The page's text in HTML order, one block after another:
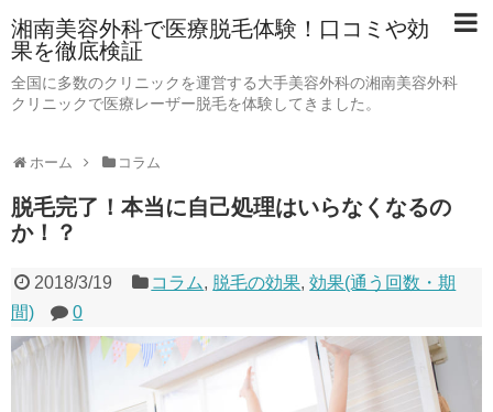
湘南美容外科で医療脱毛体験！口コミや効
果を徹底検証
全国に多数のクリニックを運営する大手美容外科の湘南美容外科
クリニックで医療レーザー脱毛を体験してきました。
ホーム コラム
脱毛完了！本当に自己処理はいらなくなるの
か！？
2018/3/19 コラム, 脱毛の効果,効果(通う回数・期
間)
0